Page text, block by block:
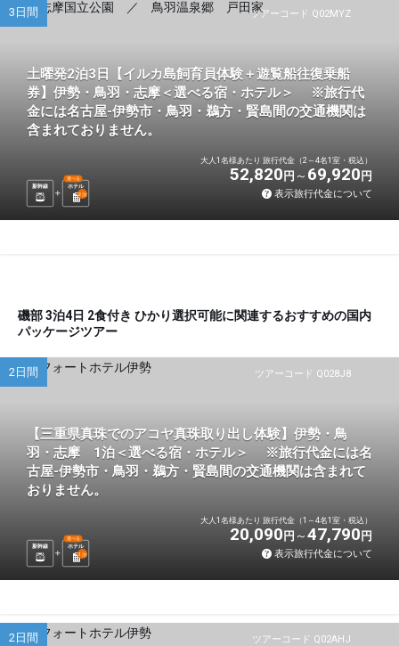
ツアーコード Q02MYZ
3日間
土曜発2泊3日【イルカ島飼育員体験＋遊覧船往復乗船
券】伊勢・鳥羽・志摩＜選べる宿・ホテル＞ ※旅行代
金には名古屋-伊勢市・鳥羽・鵜方・賢島間の交通機関は
含まれておりません。
新幹線 ホテル
選べる
2泊
大人1名様あたり 旅行代金（2～4名1室・税込）
52,820 円 69,920 円
表示旅行代金について
磯部 3泊4日 2食付き ひかり選択可能に関連するおすすめの国内
パッケージツアー
ツアーコード Q028J8
2日間
【三重県真珠でのアコヤ真珠取り出し体験】伊勢・鳥
羽・志摩 1泊＜選べる宿・ホテル＞ ※旅行代金には名
古屋-伊勢市・鳥羽・鵜方・賢島間の交通機関は含まれて
おりません。
新幹線 ホテル
選べる
1 泊
大人1名様あたり 旅行代金（1～4名1室・税込）
20,090 円 47,790 円
表示旅行代金について
ツアーコード Q02AHJ
2日間